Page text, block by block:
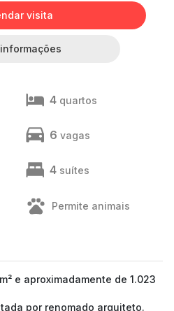
visita
4 quartos
6 vagas
4 suítes
Permite animais
e aproximadamente de 1.023
por renomado arquiteto.